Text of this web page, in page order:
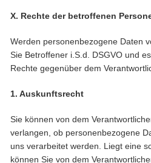
X. Rechte der betroffenen
Werden personenbezogene Daten
Sie Betroffener i.S.d. DSGVO und
Rechte gegenüber dem
1. Auskunftsrecht
Sie können von dem
verlangen, ob personenbezogene
uns verarbeitet werden. Liegt eine
können Sie von dem